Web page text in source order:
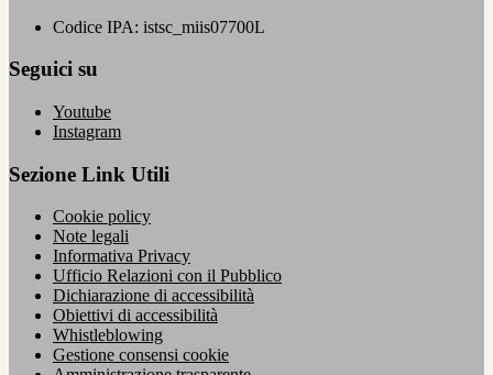
Codice IPA: istsc_miis07700L
Seguici su
Youtube
Instagram
Sezione Link Utili
Cookie policy
Note legali
Informativa Privacy
Ufficio Relazioni con il Pubblico
Dichiarazione di accessibilità
Obiettivi di accessibilità
Whistleblowing
Gestione consensi cookie